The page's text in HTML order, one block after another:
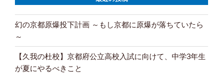
幻の京都原爆投下計画 ～もし京都に原爆が落ちていたら
～
【久我の杜校】京都府公立高校入試に向けて、中学3年生
が夏にやるべきこと